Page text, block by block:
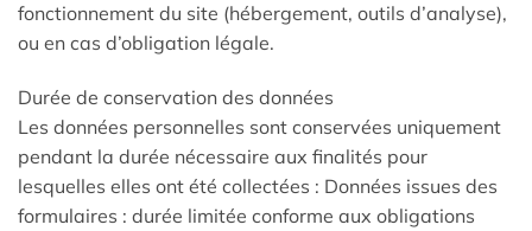
fonctionnement du site (hébergement, outils d’analyse),
ou en cas d’obligation légale.
Durée de conservation des données
Les données personnelles sont conservées uniquement
pendant la durée nécessaire aux finalités pour
lesquelles elles ont été collectées : Données issues des
formulaires : durée limitée conforme aux obligations